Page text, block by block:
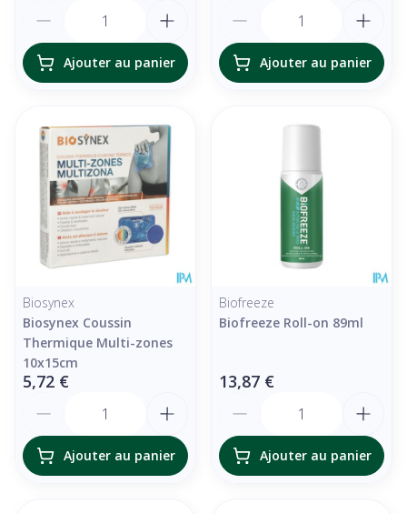
Ajouter au panier Ajouter au panier
Biosynex
Biosynex Coussin
Thermique Multi-zones
10x15cm
5,72 €
Ajouter au panier
Biofreeze
Biofreeze Roll-on 89ml
13,87 €
Ajouter au panier